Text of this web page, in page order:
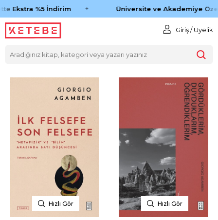
Ekstra %5 İndirim Üniversite ve Akademiye
Giriş / Üyelik
Hızlı Gör Hızlı Gör